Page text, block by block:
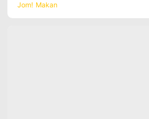
Jom! Makan